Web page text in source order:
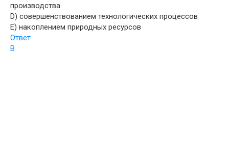
производства
D) совершенствованием технологических процессов
E) накоплением природных ресурсов
Ответ
B